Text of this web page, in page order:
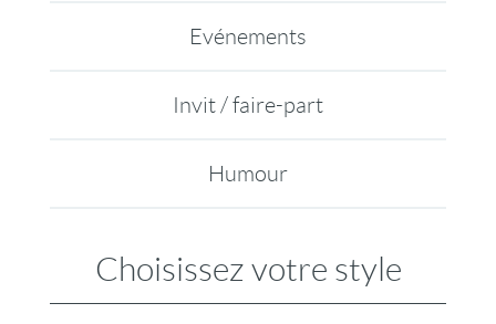
Evénements
Invit / faire-part
Humour
Choisissez votre style